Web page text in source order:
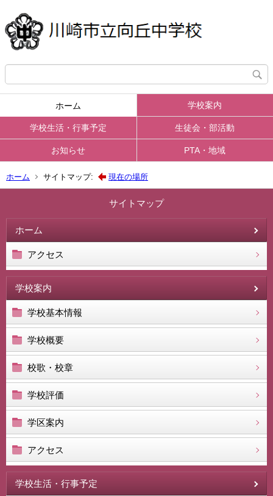
ホーム 学校案内
学校生活・行事予定 生徒会・部活動
お知らせ PTA・地域
ホーム サイトマップ: 現在の場所
サイトマップ
ホーム
アクセス
学校案内
学校基本情報
学校概要
校歌・校章
学校評価
学区案内
アクセス
学校生活・行事予定